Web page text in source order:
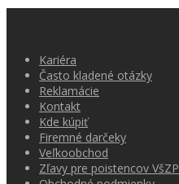
Kariéra
Často kladené otázky
Reklamácie
Kontakt
Kde kúpiť
Firemné darčeky
Veľkoobchod
Zľavy pre poistencov VšZP